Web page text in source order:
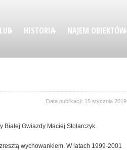
HISTORIA NAJEM OBIEKTÓW
Data publikacji: 15 stycznia 2019
Białej Gwiazdy Maciej Stolarczyk.
wychowankiem. W latach 1999-2001